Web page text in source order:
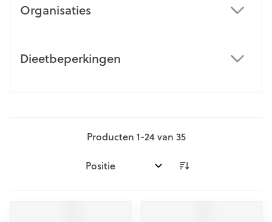
Organisaties
Dieetbeperkingen
Producten 1-24van 35
Sorteer op: